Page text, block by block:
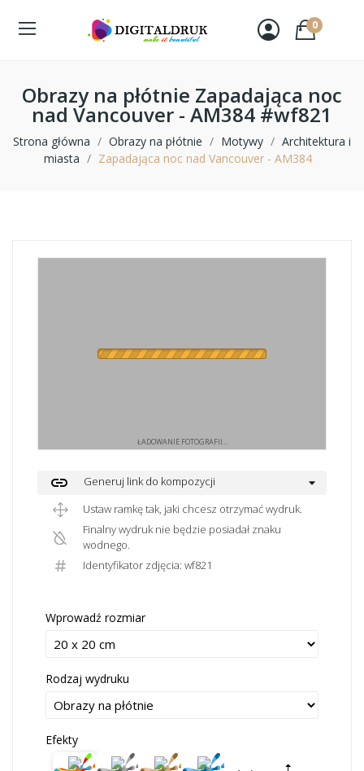
0
Obrazy na płótnie Zapadająca noc
nad Vancouver - AM384 #wf821
Strona główna Obrazy na płótnie Motywy
Architektura i
miasta
Zapadająca noc nad Vancouver - AM384
ŁADOWANIE FOTOGRAFII...
link
Generuj link do kompozycji
Ustaw ramkę tak, jaki chcesz otrzymać wydruk.
Finalny wydruk nie będzie posiadał znaku
wodnego.
Identyfikator zdjęcia: wf821
Wprowadź rozmiar
Rodzaj wydruku
Efekty